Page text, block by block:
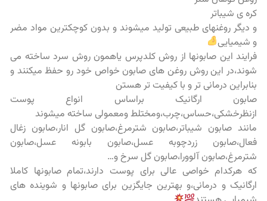
کره ی شیباتر
و دیگر روغنهای طبیعی تولید میشوند و بدون کوچکترین مواد مضر
و شیمیایی
فرایند این صابونها از روش کلدپرس یاهمون روش سرد ساخته می
شوند،در این روش روغن های صابون خواص خود رو حفظ میکنند و
بنابراین درمانی تر و با کیفیت تر هستن
صابون ارگانیک براساس انواع پوست
ازنظرخشکی،حساس،چرب،ومختلط ومعمولی ساخته میشوند
مانند صابون شیباتر،صابون شترمرغ،صابون گل انار،صابون زغال
فعال،صابون زردچوبه عسل،صابون بابونه عسل،صابون
شترمرغ،صابون آلوورا،صابون گل سرخ و…
که هرکدام خواصی عالی برای پوست دارند،تمام صابونها کاملا
ارگانیک و درمانی،و بهترین جایگزین برای صابونها و شوینده های